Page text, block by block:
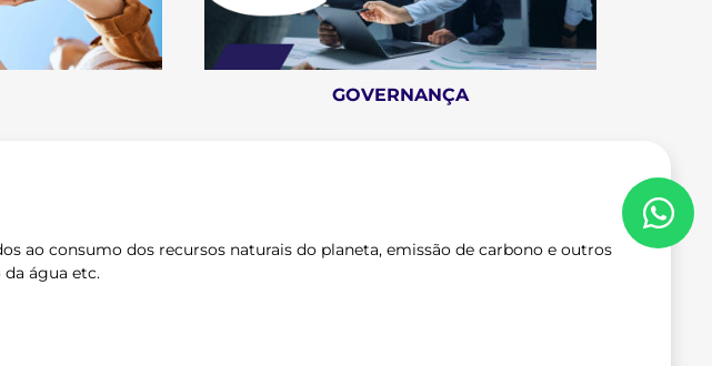
GOVERNANÇA
ao consumo dos recursos naturais do planeta, emissão de carbono e outros
água etc.